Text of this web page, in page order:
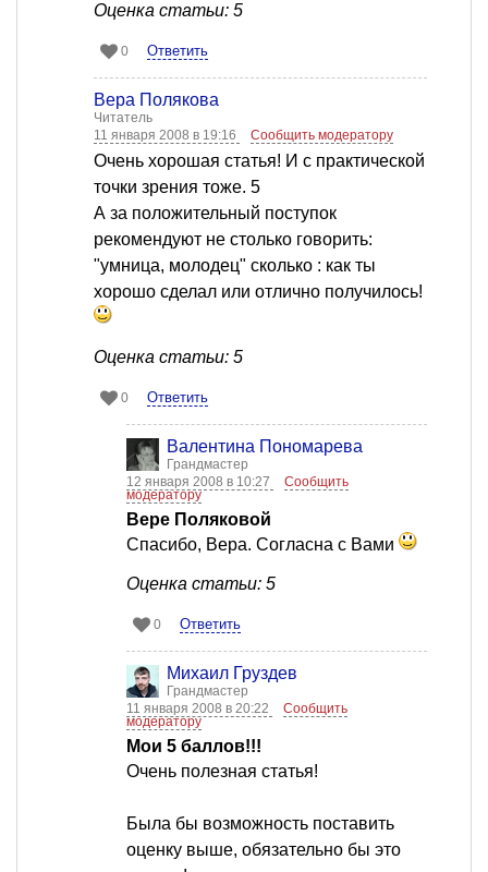
Оценка статьи: 5
0 Ответить
Вера Полякова
Читатель
11 января 2008 в 19:16
Сообщить модератору
Очень хорошая статья! И с практической
точки зрения тоже. 5
А за положительный поступок
рекомендуют не столько говорить:
"умница, молодец" сколько : как ты
хорошо сделал или отлично получилось!
Оценка статьи: 5
0 Ответить
Валентина Пономарева
Грандмастер
12 января 2008 в 10:27
Сообщить
модератору
Вере Поляковой
Спасибо, Вера. Согласна с Вами
Оценка статьи: 5
0 Ответить
Михаил Груздев
Грандмастер
11 января 2008 в 20:22
Сообщить
модератору
Мои 5 баллов!!!
Очень полезная статья!
Была бы возможность поставить
оценку выше, обязательно бы это